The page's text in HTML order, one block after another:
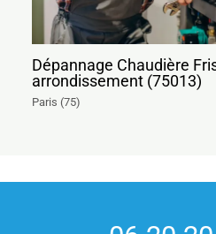
Dépannage Chaudière
arrondissement (75013)
Paris (75)